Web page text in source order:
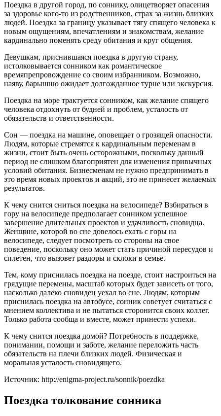
Поездка в другой город, по соннику, олицетворяет опасения
за здоровье кого-то из родственников, страх за жизнь близких
людей. Поездка за границу указывает тягу спящего человека к
новым ощущениям, впечатлениям и знакомствам, желание
кардинально поменять среду обитания и круг общения.
Девушкам, приснившаяся поездка в другую страну,
истолковывается сонником как романтическое
времяпрепровождение со своим избранником. Возможно,
наяву, барышню ожидает долгожданное турне или экскурсия.
Поездка на море трактуется сонником, как желание спящего
человека отдохнуть от будней и проблем, усталость от
обязательств и ответственности.
Сон — поездка на машине, оповещает о грозящей опасности.
Людям, которые стремятся к кардинальным переменам в
жизни, стоит быть очень осторожными, поскольку данный
период не слишком благоприятен для изменения привычных
условий обитания. Бизнесменам не нужно предпринимать в
это время новых проектов и акций, это не принесет желаемых
результатов.
К чему снится сниться поездка на велосипеде? Взбираться в
гору на велосипеде предполагает сонником успешное
завершение длительных проектов и удачливость сновидца.
Женщине, которой во сне довелось ехать с горы на
велосипеде, следует посмотреть со стороны на свое
поведение, поскольку оно может стать причиной пересудов и
сплетен, что вызовет раздоры и склоки в семье.
Тем, кому приснилась поездка на поезде, стоит настроиться на
грядущие перемены, масштаб которых будет зависеть от того,
насколько далеко сновидец уехал во сне. Людям, которым
приснилась поездка на автобусе, сонник советует считаться с
мнением коллектива и не пытаться сторонится своих коллег.
Только работа сообща и вместе, может принести успехи.
К чему снится поездка домой? Потребность в поддержке,
понимании, помощи и заботе, желание переложить часть
обязательств на плечи близких людей. Физическая и
моральная усталость сновидящего.
Источник: http://enigma-project.ru/sonnik/poezdka
Поездка толкование сонника